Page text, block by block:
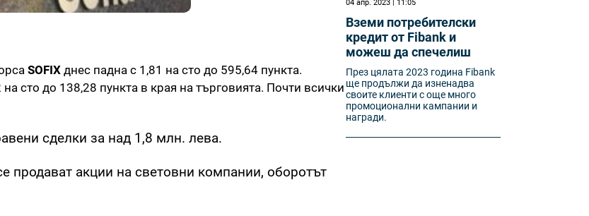
SOFIX днес падна с 1,81 на сто до 595,64 пункта.
сто до 138,28 пункта в края на търговията. Почти всички
сделки за над 1,8 млн. лева.
продават акции на световни компании, оборотът
04 апр. 2023 | 11:05
Вземи потребителски
кредит от Fibank и
можеш да спечелиш
През цялата 2023 година Fibank
ще продължи да изненадва
своите клиенти с още много
промоционални кампании и
награди.